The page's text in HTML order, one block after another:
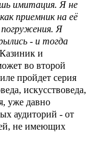
имитация. Я не
приемник на её
Я
- и тогда
и
во второй
пройдет серия
искусствоведа,
уже давно
аудиторий - от
не имеющих